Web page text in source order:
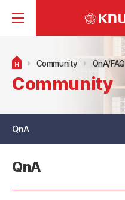
H Community QnA/FAQ
Community
QnA
QnA